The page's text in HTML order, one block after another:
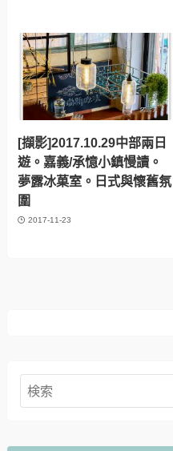
[擷影]2017.10.29中部兩日
遊。嘉義/承憶小鎮慢讀。
夢露冰菓室。日式與懷舊氛
圍
2017-11-23